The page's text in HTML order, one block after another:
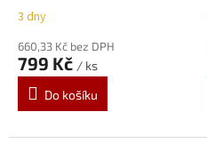
Strom (02-08)
3 dny
660,33 Kč bez DPH
799 Kč / ks
Do košíku